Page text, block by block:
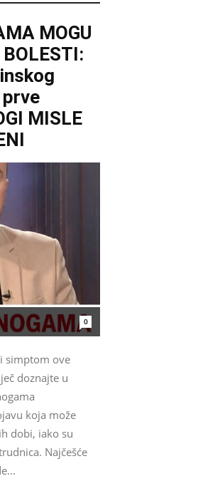
MOGU
MISLE
0
simptom ove
doznajte u
koja može
dobi, iako su
Najčešće